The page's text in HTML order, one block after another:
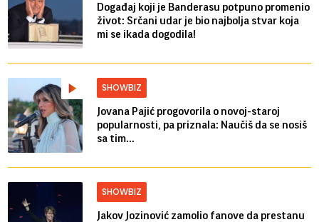
Događaj koji je Banderasu potpuno promenio
život: Srčani udar je bio najbolja stvar koja
mi se ikada dogodila!
SHOWBIZ
Jovana Pajić progovorila o novoj-staroj
popularnosti, pa priznala: Naučiš da se nosiš
sa tim...
SHOWBIZ
Jakov Jozinović zamolio fanove da prestanu